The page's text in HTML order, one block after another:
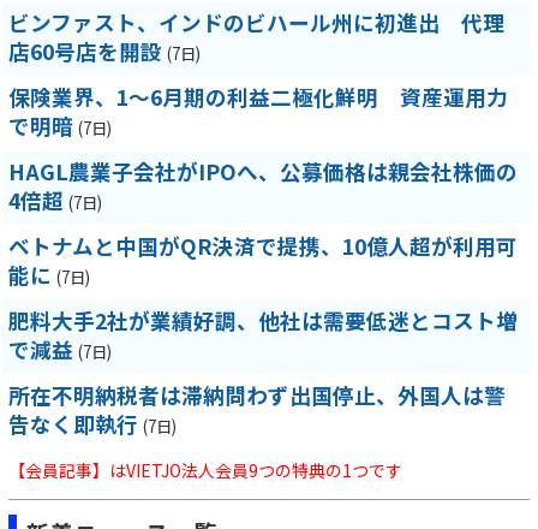
ビンファスト、インドのビハール州に初進出 代理
店60号店を開設 (7日)
保険業界、1～6月期の利益二極化鮮明 資産運用力
で明暗 (7日)
HAGL農業子会社がIPOへ、公募価格は親会社株価の
4倍超 (7日)
ベトナムと中国がQR決済で提携、10億人超が利用可
能に (7日)
肥料大手2社が業績好調、他社は需要低迷とコスト増
で減益 (7日)
所在不明納税者は滞納問わず出国停止、外国人は警
告なく即執行 (7日)
【会員記事】はVIETJO法人会員9つの特典の1つです